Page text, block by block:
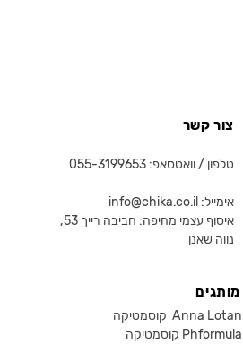
צור קשר
טלפון / וואטסאפ: 055-3199653
אימייל: info@chika.co.il
איסוף עצמי מחיפה: חביבה רייך 53,
נווה שאנן
מותגים
קוסמטיקה Anna Lotan
קוסמטיקה Phformula